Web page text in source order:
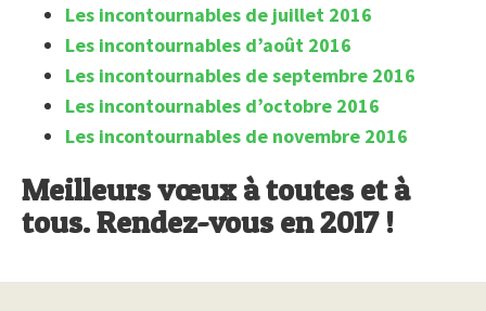
Les incontournables de juillet 2016
Les incontournables d’août 2016
Les incontournables de septembre 2016
Les incontournables d’octobre 2016
Les incontournables de novembre 2016
Meilleurs vœux à toutes et à
tous. Rendez-vous en 2017 !